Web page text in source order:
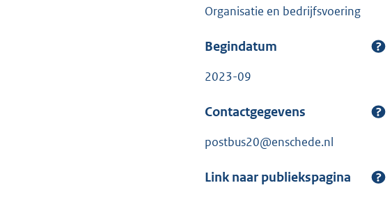
Organisatie en bedrijfsvoering
Begindatum
2023-09
Contactgegevens
postbus20@enschede.nl
Link naar publiekspagina